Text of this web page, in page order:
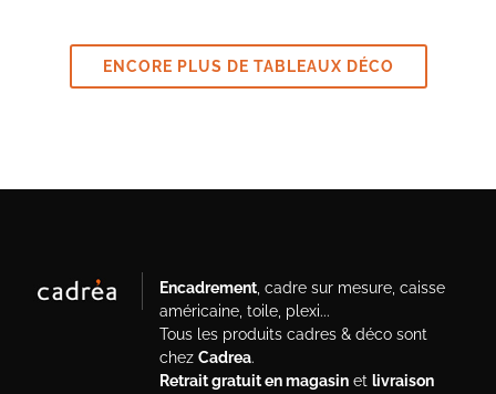
ENCORE PLUS DE TABLEAUX DÉCO
Encadrement, cadre sur mesure, caisse
américaine, toile, plexi...
Tous les produits cadres & déco sont
chez Cadrea.
Retrait gratuit en magasinet livraison